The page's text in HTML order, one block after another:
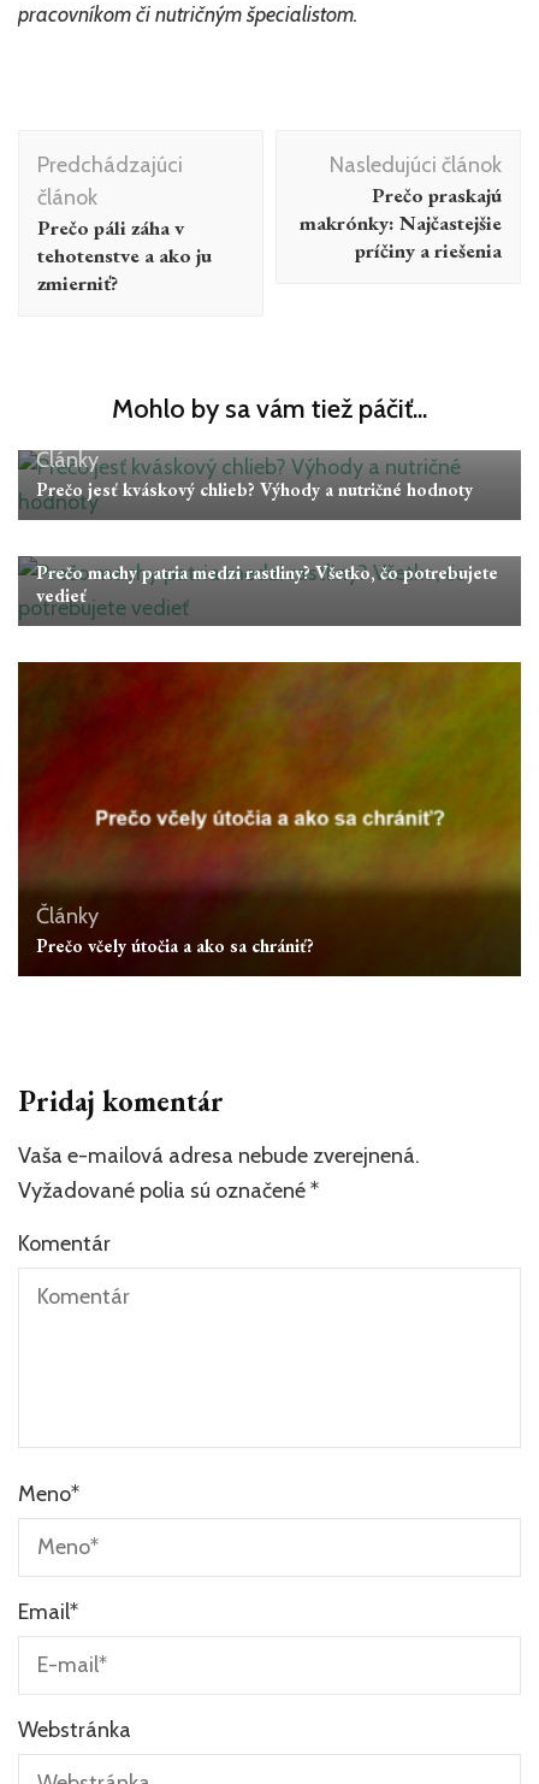
pracovníkom či nutričným špecialistom.
Navigácia
článku
Predchádzajúci
článok
Prečo páli záha v
tehotenstve a ako ju
zmierniť?
Nasledujúci článok
Prečo praskajú
makrónky: Najčastejšie
príčiny a riešenia
Mohlo by sa vám tiež páčiť...
Články
Prečo jesť kváskový chlieb? Výhody a nutričné hodnoty
Prečo machy patria medzi rastliny? Všetko, čo potrebujete
vedieť
Články
Prečo včely útočia a ako sa chrániť?
Pridaj komentár
Vaša e-mailová adresa nebude zverejnená.
Vyžadované polia sú označené*
Komentár
Meno*
Email*
Webstránka